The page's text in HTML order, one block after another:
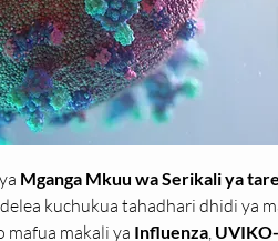
Mganga Mkuu wa Serikali ya
kuchukua tahadhari dhidi ya
makali ya Influenza,